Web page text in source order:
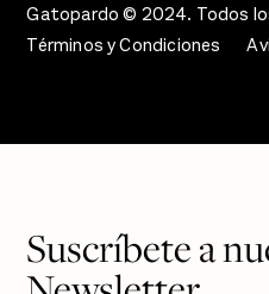
Gatopardo © 2024. Todos
Términos y Condiciones
Suscríbete a